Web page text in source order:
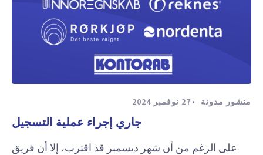
منشور مدونة 27 نوفمبر 2024
جاري إجراء عملية التسجيل
على الرغم من أن شهر ديسمبر قد اقترب، إلا أن فريق